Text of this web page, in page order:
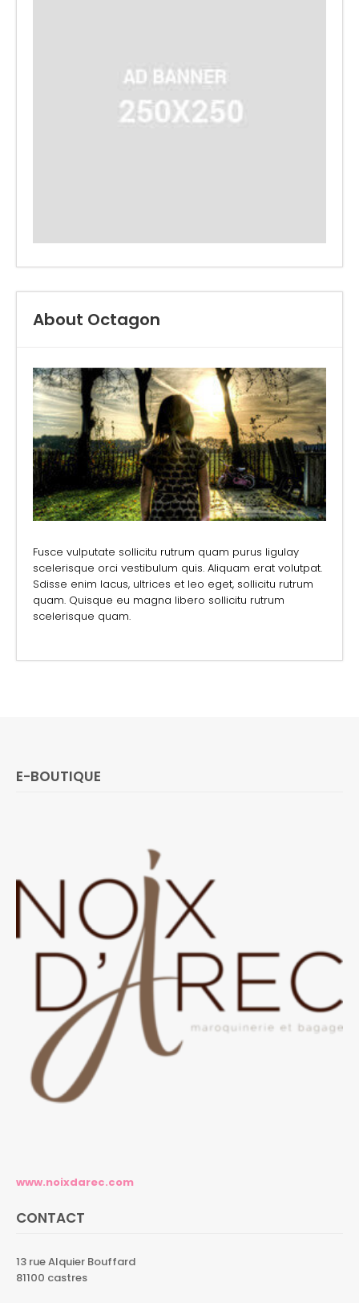
About Octagon
Fusce vulputate sollicitu rutrum quam purus ligulay
scelerisque orci vestibulum quis. Aliquam erat volutpat.
Sdisse enim lacus, ultrices et leo eget, sollicitu rutrum
quam. Quisque eu magna libero sollicitu rutrum
scelerisque quam.
E-BOUTIQUE
www.noixdarec.com
CONTACT
13 rue Alquier Bouffard
81100 castres